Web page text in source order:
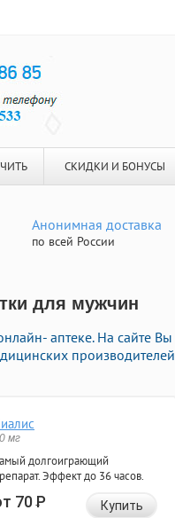
СКИДКИ И БОНУСЫ
Анонимная доставка
по всей России
для мужчин
аптеке. На сайте Вы
производителей
мг
долгоиграющий
Эффект до 36 часов.
70Р Купить